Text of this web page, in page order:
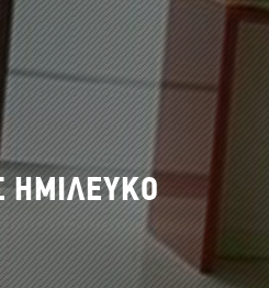
ΗΜΙΛΕΥΚΟ